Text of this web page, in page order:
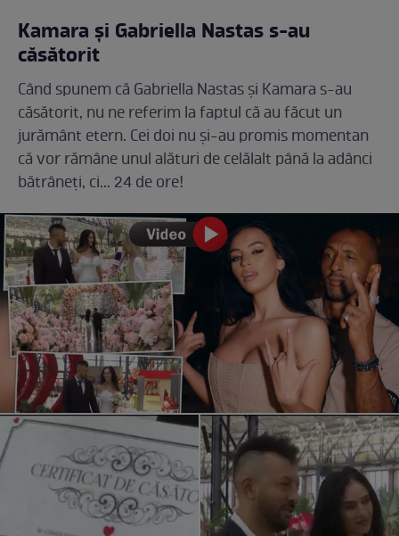
Kamara și Gabriella Nastas s-au
căsătorit
Când spunem că Gabriella Nastas și Kamara s-au
căsătorit, nu ne referim la faptul că au făcut un
jurământ etern. Cei doi nu și-au promis momentan
că vor rămâne unul alături de celălalt până la adânci
bătrâneți, ci... 24 de ore!